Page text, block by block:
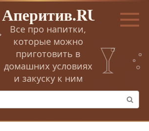
Аперитив.RU
Все про напитки,
которые можно
приготовить в
домашних условиях
и закуску к ним